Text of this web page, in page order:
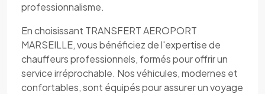
professionnalisme.
En choisissant TRANSFERT AEROPORT
MARSEILLE, vous bénéficiez de l'expertise de
chauffeurs professionnels, formés pour offrir un
service irréprochable. Nos véhicules, modernes et
confortables, sont équipés pour assurer un voyage